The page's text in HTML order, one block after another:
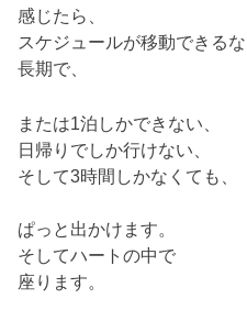
感じたら、
スケジュールが移動できる
長期で、
または1泊しかできない、
日帰りでしか行けない、
そして3時間しかなくても、
ぱっと出かけます。
そしてハートの中で
座ります。